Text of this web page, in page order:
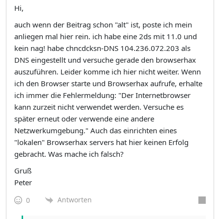
Hi,
auch wenn der Beitrag schon "alt" ist, poste ich mein
anliegen mal hier rein. ich habe eine 2ds mit 11.0 und
kein nag! habe chncdcksn-DNS 104.236.072.203 als
DNS eingestellt und versuche gerade den browserhax
auszuführen. Leider komme ich hier nicht weiter. Wenn
ich den Browser starte und Browserhax aufrufe, erhalte
ich immer die Fehlermeldung: "Der Internetbrowser
kann zurzeit nicht verwendet werden. Versuche es
später erneut oder verwende eine andere
Netzwerkumgebung." Auch das einrichten eines
"lokalen" Browserhax servers hat hier keinen Erfolg
gebracht. Was mache ich falsch?
Gruß
Peter
0 Antworten